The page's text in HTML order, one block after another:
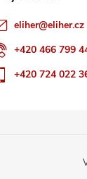
eliher@eliher.cz
+420 466 799
+420 724 022